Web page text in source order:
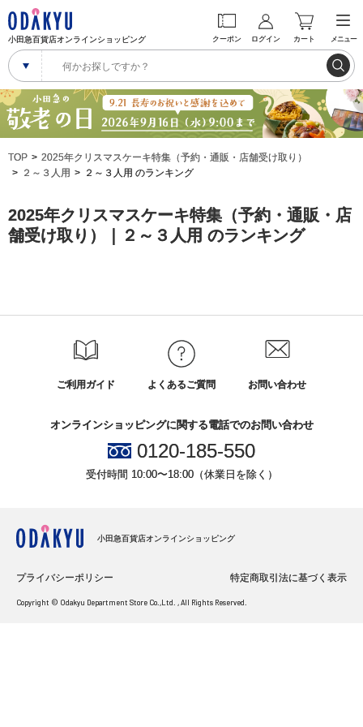
小田急百貨店オンラインショッピング クーポン ログイン カート メニュー
TOP
2025年クリスマスケーキ特集（予約・通販・店舗受け取り）
２～３人用
２～３人用 のランキング
2025年クリスマスケーキ特集（予約・通販・店
舗受け取り）｜２～３人用 のランキング
ご利用ガイド よくあるご質問 お問い合わせ
オンラインショッピングに関する電話でのお問い合わせ
0120-185-550
受付時間 10:00〜18:00（休業日を除く）
小田急百貨店オンラインショッピング
プライバシーポリシー 特定商取引法に基づく表示
Copyright © Odakyu Department Store Co.,Ltd. , All Rights Reserved.